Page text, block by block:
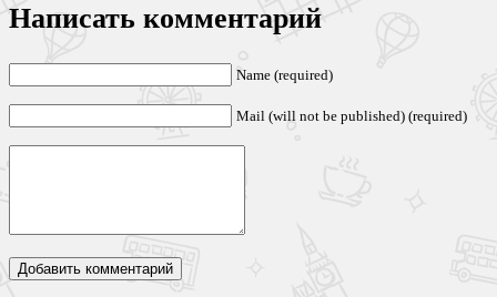
Написать комментарий
Name (required)
Mail (will not be published) (required)